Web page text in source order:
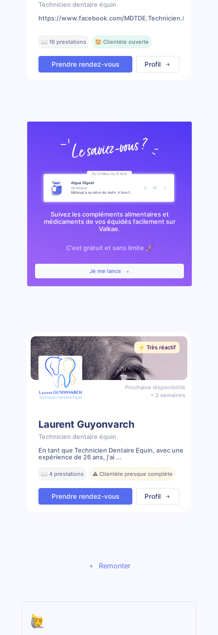
Technicien dentaire équin
https://www.facebook.com/
📖 16 prestations 🤩 Clientèle ouverte
Prendre rendez-vous Profil
Suivez les compléments alimentaires et
médicaments de vos équidés facilement sur
Valkae.
C'est gratuit et sans limite 🚀
Je me lance
⚡️ Très réactif
Prochaine disponibilité
< 3 semaines
Laurent Guyonvarch
Technicien dentaire équin
En tant que Technicien Dentaire Équin, avec une
expérience de 26 ans, j'ai ...
📖 4 prestations ⚠️ Clientèle presque complète
Prendre rendez-vous Profil
Remonter